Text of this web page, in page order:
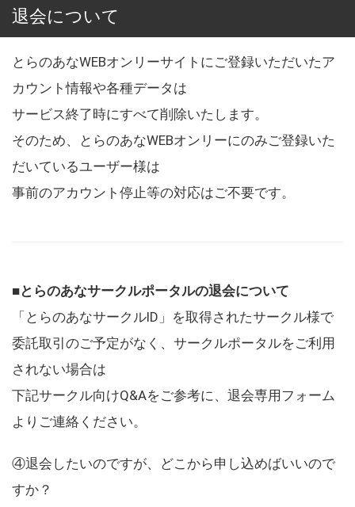
退会について
とらのあなWEBオンリーサイトにご登録いただいたア
カウント情報や各種データは
サービス終了時にすべて削除いたします。
そのため、とらのあなWEBオンリーにのみご登録いた
だいているユーザー様は
事前のアカウント停止等の対応はご不要です。
■とらのあなサークルポータルの退会について
「とらのあなサークルID」を取得されたサークル様で
委託取引のご予定がなく、サークルポータルをご利用
されない場合は
下記サークル向けQ&Aをご参考に、退会専用フォーム
よりご連絡ください。
④退会したいのですが、どこから申し込めばいいので
すか？